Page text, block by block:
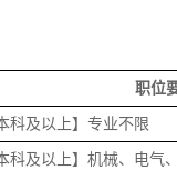
职位
科及以上】专业不限
本科及以上】机械、电气